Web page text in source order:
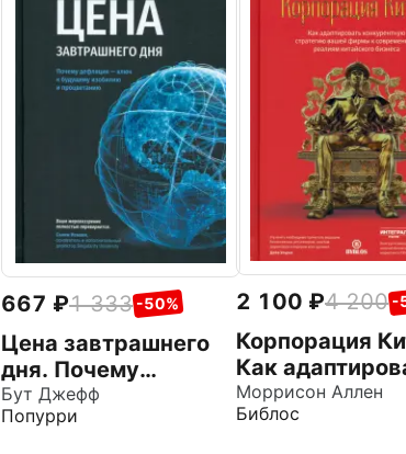
667 1 333 -50%
Цена завтрашнего
дня. Почему
дефляция — ключ к
будущему изобилию
Бут Джефф
Попурри
2 100 4 200 -
Корпорация
Как
конкурентную
стратегию
Моррисон Аллен
Библос